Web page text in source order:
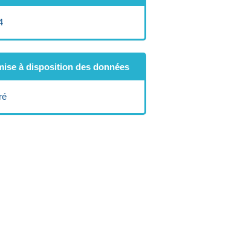
à disposition des données